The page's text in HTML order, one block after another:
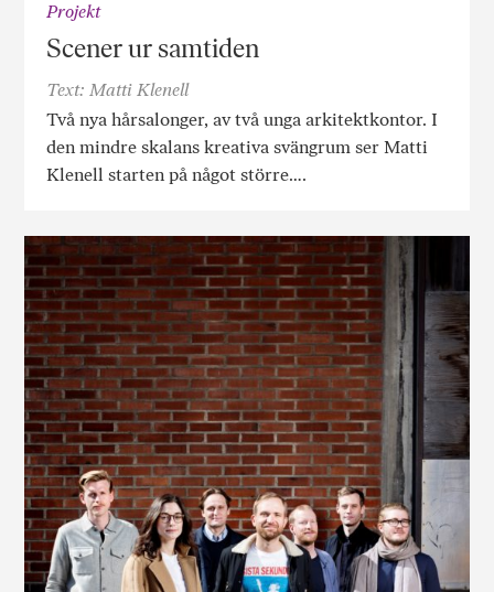
Projekt
Scener ur samtiden
Text: Matti Klenell
Två nya hårsalonger, av två unga arkitektkontor. I
den mindre skalans kreativa svängrum ser Matti
Klenell starten på något större….